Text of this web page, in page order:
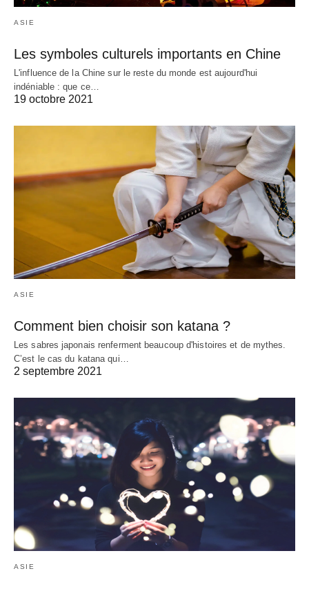
ASIE
Les symboles culturels importants en Chine
L'influence de la Chine sur le reste du monde est aujourd'hui
indéniable : que ce…
19 octobre 2021
ASIE
Comment bien choisir son katana ?
Les sabres japonais renferment beaucoup d'histoires et de mythes.
C’est le cas du katana qui…
2 septembre 2021
ASIE